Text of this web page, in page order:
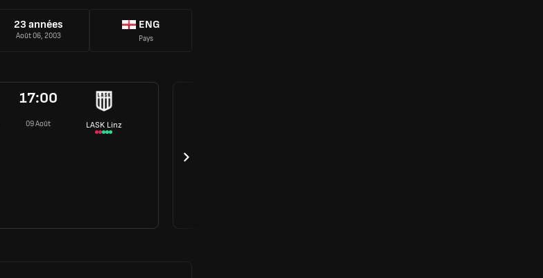
23 années
Août 06, 2003
ENG
Pays
17:00
09 Août LASK Linz